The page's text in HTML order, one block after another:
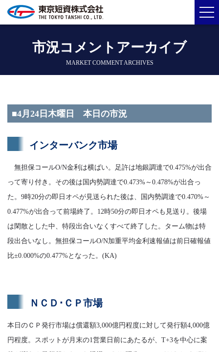
市況コメントアーカイブ
MARKET COMMENT ARCHIVES
■4月24日木曜日 本日の市況
インターバンク市場
無担保コールO/N金利は横ばい。足許は地銀調達で0.475%が出合
って寄り付き。その後は国内勢調達で0.473%～0.478%が出合っ
た。9時20分の即日オペが見送られた後は、国内勢調達で0.470%～
0.477%が出合って前場終了。12時50分の即日オペも見送り。後場
は閑散とした中、特段出合いなくすべて終了した。ターム物は特
段出合いなし。無担保コールO/N加重平均金利速報値は前日確報値
比±0.000%の0.477%となった。(KA)
ＮＣＤ･ＣＰ市場
本日のＣＰ発行市場は償還額3,000億円程度に対して発行額4,000億
円程度。スポットが月末の1営業日前にあたるが、T+3を中心に案